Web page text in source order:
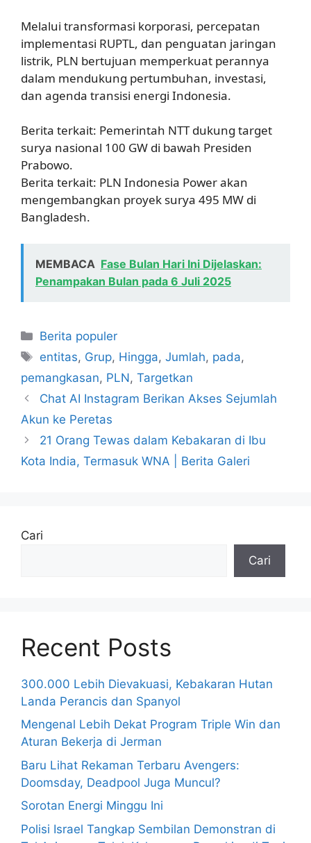
Melalui transformasi korporasi, percepatan
implementasi RUPTL, dan penguatan jaringan
listrik, PLN bertujuan memperkuat perannya
dalam mendukung pertumbuhan, investasi,
dan agenda transisi energi Indonesia.
Berita terkait: Pemerintah NTT dukung target
surya nasional 100 GW di bawah Presiden
Prabowo.
Berita terkait: PLN Indonesia Power akan
mengembangkan proyek surya 495 MW di
Bangladesh.
MEMBACA Fase Bulan Hari Ini Dijelaskan:
Penampakan Bulan pada 6 Juli 2025
Kategori
Berita populer
Tag
entitas, Grup, Hingga,Jumlah, pada,
pemangkasan, PLN, Targetkan
Chat AI Instagram Berikan Akses Sejumlah
Akun ke Peretas
21 Orang Tewas dalam Kebakaran di Ibu
Kota India, Termasuk WNA | Berita Galeri
Cari
Cari
Recent Posts
300.000 Lebih Dievakuasi, Kebakaran Hutan
Landa Perancis dan Spanyol
Mengenal Lebih Dekat Program Triple Win dan
Aturan Bekerja di Jerman
Baru Lihat Rekaman Terbaru Avengers:
Doomsday, Deadpool Juga Muncul?
Sorotan Energi Minggu Ini
Polisi Israel Tangkap Sembilan Demonstran di